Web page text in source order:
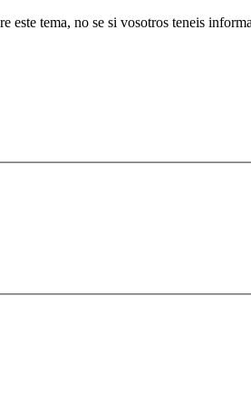
este tema, no se si vosotros teneis